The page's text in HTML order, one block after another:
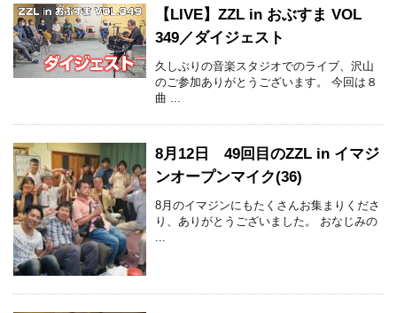
【LIVE】ZZL in おぶすま VOL
349／ダイジェスト
久しぶりの音楽スタジオでのライブ、沢山
のご参加ありがとうございます。 今回は８
曲 ...
8月12日 49回目のZZL in イマジ
ンオープンマイク(36)
8月のイマジンにもたくさんお集まりくださ
り、ありがとうございました。 おなじみの